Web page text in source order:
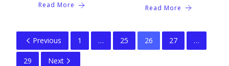
Read More Read More
Previous 1 … 25 26 27 …
29 Next